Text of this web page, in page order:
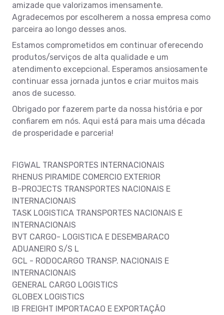
amizade que valorizamos imensamente.
Agradecemos por escolherem a nossa empresa como
parceira ao longo desses anos.
Estamos comprometidos em continuar oferecendo
produtos/serviços de alta qualidade e um
atendimento excepcional. Esperamos ansiosamente
continuar essa jornada juntos e criar muitos mais
anos de sucesso.
Obrigado por fazerem parte da nossa história e por
confiarem em nós. Aqui está para mais uma década
de prosperidade e parceria!
FIGWAL TRANSPORTES INTERNACIONAIS
RHENUS PIRAMIDE COMERCIO EXTERIOR
B-PROJECTS TRANSPORTES NACIONAIS E
INTERNACIONAIS
TASK LOGISTICA TRANSPORTES NACIONAIS E
INTERNACIONAIS
BVT CARGO- LOGISTICA E DESEMBARACO
ADUANEIRO S/S L
GCL - RODOCARGO TRANSP. NACIONAIS E
INTERNACIONAIS
GENERAL CARGO LOGISTICS
GLOBEX LOGISTICS
IB FREIGHT IMPORTACAO E EXPORTAÇÃO